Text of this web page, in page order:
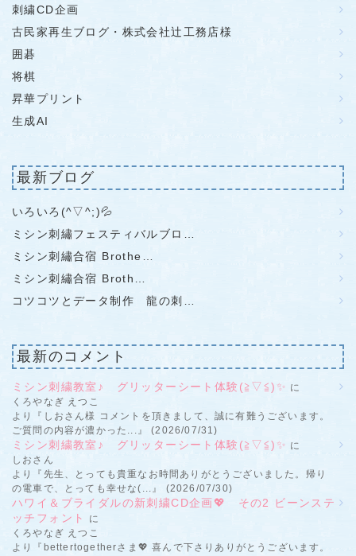
刺繍CD企画
古民家再生ブログ・株式会社辻工務店様
囲碁
将棋
昇華プリント
生成AI
最新ブログ
いろいろ(^▽^;)💦
ミシン刺繡フェスティバルブロ…
ミシン刺繡合宿 Brothe…
ミシン刺繡合宿 Broth…
コツコツとデータ制作 龍の刺…
最新のコメント
ミシン刺繍教室♪ グリッターシート体験(≧▽≦)✨ に
くろやなぎ えつこ
より『しおさん様 コメントを頂きまして、誠に有難うございます。
ご質問の内容が濃かった...』 (2026/07/31)
ミシン刺繍教室♪ グリッターシート体験(≧▽≦)✨ に
しおさん
より『先生、とっても貴重なお時間ありがとうございました。帰り
の電車で、とっても幸せな(...』 (2026/07/30)
ハワイ＆ブライダルの新刺繍CD企画💖 その2 ビーンステ
ッチフォント
に
くろやなぎ えつこ
より『bettertogetherさま💖 喜んで下さりありがとうございます。